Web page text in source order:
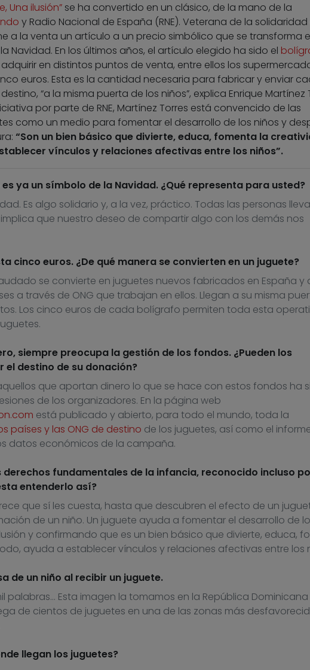
Una ilusión”se ha convertido en un clásico, de la mano de la
y Radio Nacional de España (RNE). Veterana de la solidaridad
a la venta un artículo a un precio simbólico que se transforma
Navidad. En los últimos años, el artículo elegido ha sido el
en distintos puntos de venta, entre ellos los
euros. Esta es la cantidad necesaria para fabricar y enviar
“a la misma puerta de los niños”, explica Enrique Martínez
por parte de RNE, Martínez Torres está convencido de las
como un medio para fomentar el desarrollo de los niños y
“Son un bien básico que divierte, educa, fomenta la
vínculos y relaciones afectivas entre los niños”.
ya un símbolo de la Navidad. ¿Qué representa para usted?
Es algo solidario y, a la vez, práctico. Todas las personas
que nuestro deseo de compartir algo con los demás nos
cinco euros. ¿De qué manera se convierten en un juguete?
se convierte en juguetes nuevos fabricados en España y
a través de ONG que trabajan en ellos. Llegan a su misma
Los cinco euros de cada bolígrafo permiten toda esta
siempre preocupa la gestión de los fondos. ¿Pueden los
el destino de su donación?
que aportan dinero lo que se hace con estos fondos ha
de los organizadores. En la página web
está publicado y abierto, para todo el mundo, toda la
países y las ONG de destino de los juguetes, así como el
datos económicos de la campaña.
derechos fundamentales de la infancia, reconocido incluso
entenderlo así?
que sí les cuesta, hasta que descubren el efecto de un
de un niño. Un juguete ayuda a fomentar el desarrollo de
y confirmando que es un bien básico que divierte, educa,
ayuda a establecer vínculos y relaciones afectivas entre los
de un niño al recibir un juguete.
palabras… Esta imagen la tomamos en la República Dominicana
de cientos de juguetes en una de las zonas más
llegan los juguetes?